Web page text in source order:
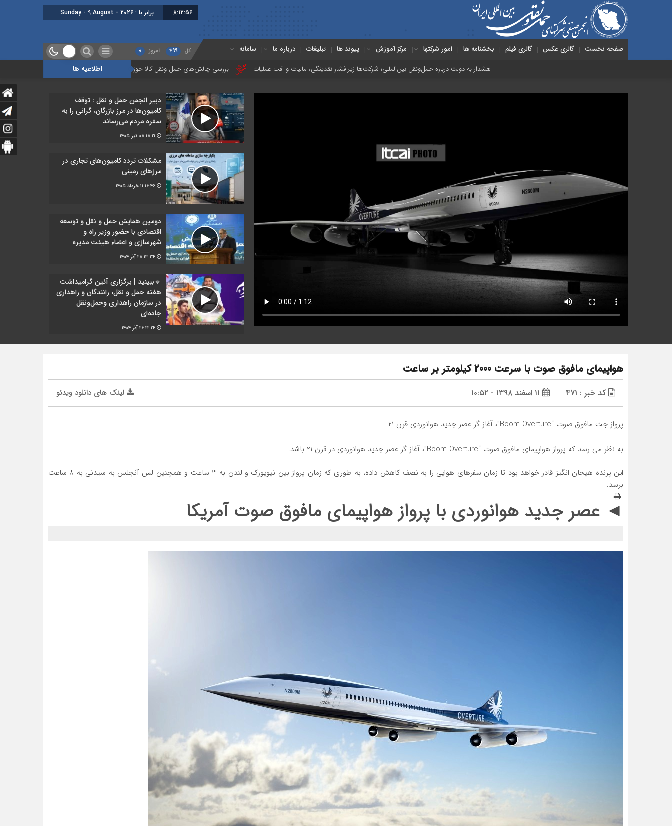
8:12:57 برابر با : Sunday - 9 August - 2026
صفحه نخست گالری عکس گالری فیلم بخشنامه ها امور شرکتها مرکز آموزش پیوند ها تبلیغات درباره ما سامانه کل 499 امروز 0
اطلاعیه ها هشدار به دولت درباره حمل‌ونقل بین‌المللی؛ شرکت‌ها زیر فشار نقدینگی، مالیات و افت عملیات بررسی چالش‌های حمل ونقل کالا حوزه‌های ریلی، دریایی و جاده‌ای بیستمین جلسه بخش فورواردری در
دبیر انجمن حمل‌ و نقل : توقف
کامیون‌ها در مرز بازرگان، گرانی را به
سفره مردم می‌رساند
۰۸ تیر ۱۴۰۵
مشکلات تردد کامیون‌های تجاری در
مرز‌های زمینی
۱۶:۴۶ ۱۱ خرداد ۱۴۰۵
دومین همایش حمل و نقل و توسعه
اقتصادی با حضور وزیر راه و
شهرسازی و اعضاء هیئت مدیره
۱۳:۳۴ ۲۸ آذر ۱۴۰۴
🔹ببینید | برگزاری آئین گرامیداشت
هفته حمل و نقل، رانندگان و راهداری
در سازمان راهداری وحمل‌ونقل
جاده‌ای
۲۲:۲۴ ۲۶ آذر ۱۴۰۴
هواپیمای مافوق صوت با سرعت 2000 کیلومتر بر ساعت
کد خبر : 471 لینک های دانلود ویدئو
پرواز جت مافوق صوت “Boom Overture”، آغاز گر عصر جدید هوانوردی قرن 21
به نظر می رسد که پرواز هواپیمای مافوق صوت “Boom Overture”، آغاز گر عصر جدید هوانوردی در قرن 21 باشد.
این پرنده هیجان انگیز قادر خواهد بود تا زمان سفرهای هوایی را به نصف کاهش داده، به طوری که زمان پرواز بین نیویورک و لندن به 3 ساعت و همچنین لس آنجلس به سیدنی به 8 ساعت
برسد.
◄ عصر جدید هوانوردی با پرواز هواپیمای مافوق صوت آمریکا